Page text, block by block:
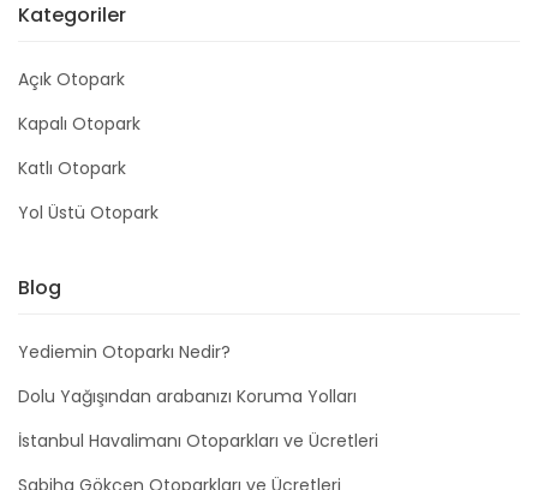
Kategoriler
Açık Otopark
Kapalı Otopark
Katlı Otopark
Yol Üstü Otopark
Blog
Yediemin Otoparkı Nedir?
Dolu Yağışından arabanızı Koruma Yolları
İstanbul Havalimanı Otoparkları ve Ücretleri